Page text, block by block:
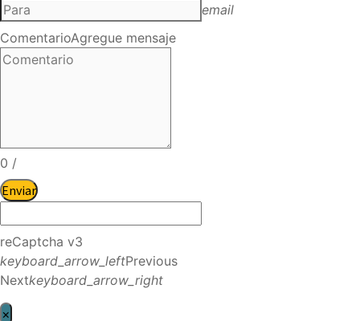
email
ComentarioAgregue mensaje
0 /
Enviar
reCaptcha v3
keyboard_arrow_leftPrevious
Nextkeyboard_arrow_right
×